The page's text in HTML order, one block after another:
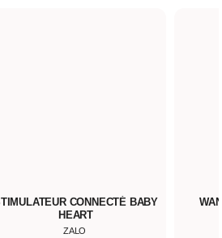
CONNECTÉ BABY
HEART
ZALO